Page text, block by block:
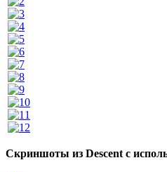
Скриншоты из Descent с